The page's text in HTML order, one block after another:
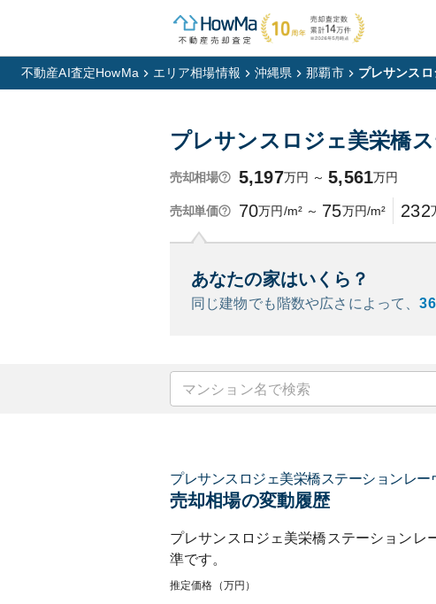
不動産AI査定HowMa エリア相場情報 沖縄県 那覇市 プレサンス
プレサンスロジェ美栄橋
売却相場 5,197万円 ～ 5,561万円
売却単価 70万円/m² ～ 75万円/m² 232
あなたの家はいくら？
同じ建物でも階数や広さによって、
プレサンスロジェ美栄橋ステーションレー
売却相場の変動履歴
プレサンスロジェ美栄橋ステーションレ
準です。
推定価格（万円）